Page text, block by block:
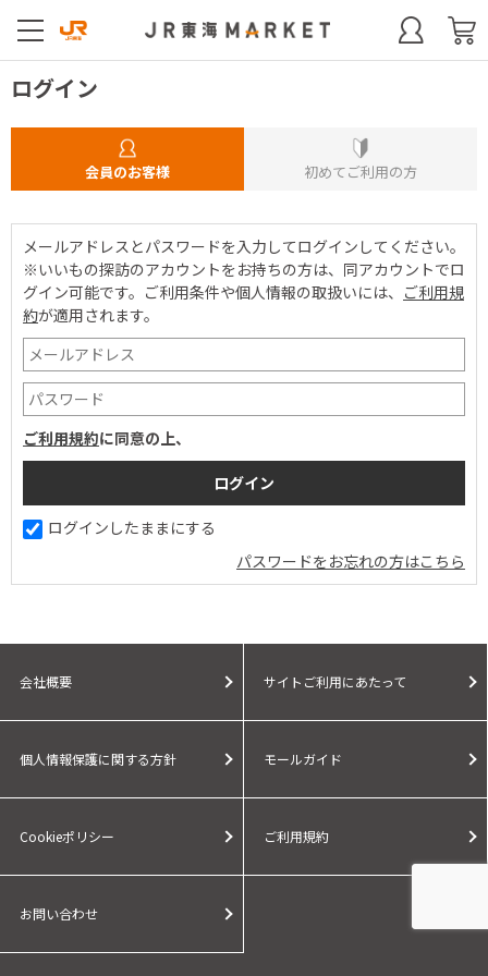
ログイン
会員のお客様 初めてご利用の方
メールアドレスとパスワードを入力してログインしてください。
※いいもの探訪のアカウントをお持ちの方は、同アカウントでロ
グイン可能です。 ご利用条件や個人情報の取扱いには、 ご利用規
約が適用されます。
ご利用規約に同意の上、
ログインしたままにする
パスワードをお忘れの方はこちら
会社概要 サイトご利用にあたって
個人情報保護に関する方針 モールガイド
Cookieポリシー ご利用規約
お問い合わせ